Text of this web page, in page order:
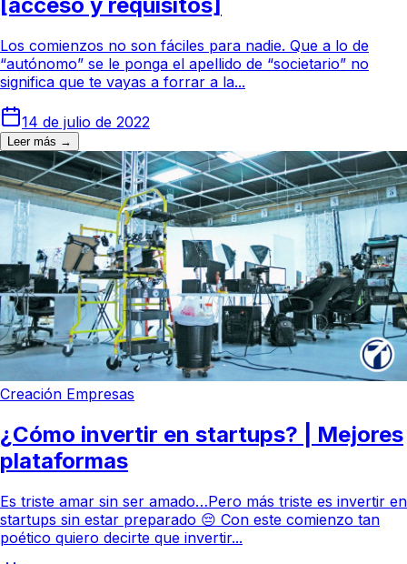
Los comienzos no son fáciles para nadie. Que a lo de
“autónomo” se le ponga el apellido de “societario” no
significa que te vayas a forrar a la...
14 de julio de 2022
Leer más →
Creación Empresas
¿Cómo invertir en startups? | Mejores
plataformas
Es triste amar sin ser amado…Pero más triste es invertir en
startups sin estar preparado 😔 Con este comienzo tan
poético quiero decirte que invertir...